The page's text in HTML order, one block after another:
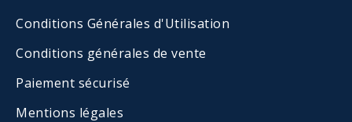
Conditions Générales d'Utilisation
Conditions générales de vente
Paiement sécurisé
Mentions légales